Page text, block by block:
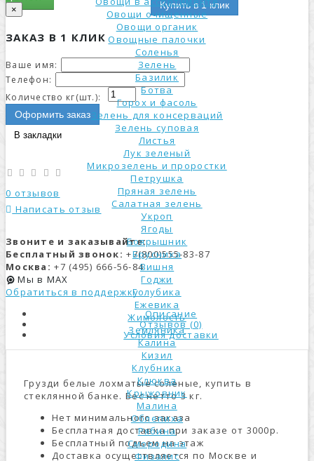
Овощи очищенные
Овощи органик
Овощные палочки
Соленья
Зелень
Базилик
Ботва
Горох и фасоль
Зелень для консерваций
Зелень суповая
Листья
Лук зеленый
Микрозелень и проростки
Петрушка
Пряная зелень
Салатная зелень
Укроп
Ягоды
Боярышник
Брусника
Вишня
Годжи
Голубика
Ежевика
Жимолость
Земляника
Калина
Кизил
Клубника
Клюква
Крыжовник
Малина
Облепиха
Рябина
Смородина
Физалис
Купить в 1 клик
×
ЗАКАЗ В 1 КЛИК
Ваше имя:
Телефон:
Количество кг(шт.):
Оформить заказ
В закладки
0 отзывов
Написать отзыв
Звоните и заказывайте:
Бесплатный звонок: +7(800)555-83-87
Москва: +7 (495) 666-56-84
Мы в MAX
Обратиться в поддержку
Описание
Отзывов (0)
Условия доставки
Грузди белые лохматые соленые, купить в
стеклянной банке. Вес нетто 3 кг.
Нет минимального заказа
Бесплатная доставка при заказе от 3000р.
Бесплатный подъем на этаж
Доставка осуществляется по Москве и